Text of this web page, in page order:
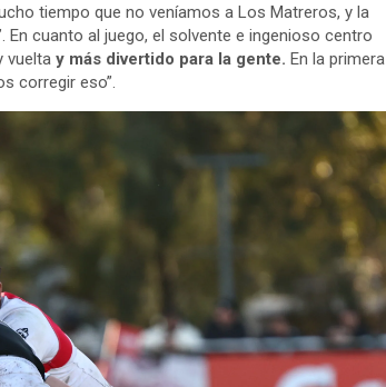
tiempo que no veníamos a Los Matreros, y la
En cuanto al juego, el solvente e ingenioso centro
vuelta y más divertido para la gente. En la primera
corregir eso”.